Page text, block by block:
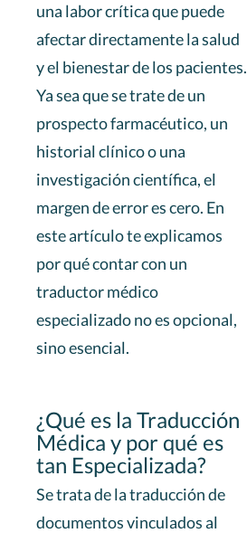
una labor crítica que puede
afectar directamente la salud
y el bienestar de los pacientes.
Ya sea que se trate de un
prospecto farmacéutico, un
historial clínico o una
investigación científica, el
margen de error es cero. En
este artículo te explicamos
por qué contar con un
traductor médico
especializado no es opcional,
sino esencial.
¿Qué es la Traducción
Médica y por qué es
tan Especializada?
Se trata de la traducción de
documentos vinculados al